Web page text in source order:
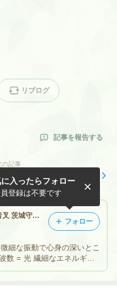
リブログ
記事を報告する
の記事
うさと展 in 大網白里
☆宙音☆ クリスタルボウル&音叉 茨城守谷 〜自然と癒やし〜 アースハーモニー
数 = 光 繊細なエネルギー
入ったらフォロー
登録は不要です
フォロー